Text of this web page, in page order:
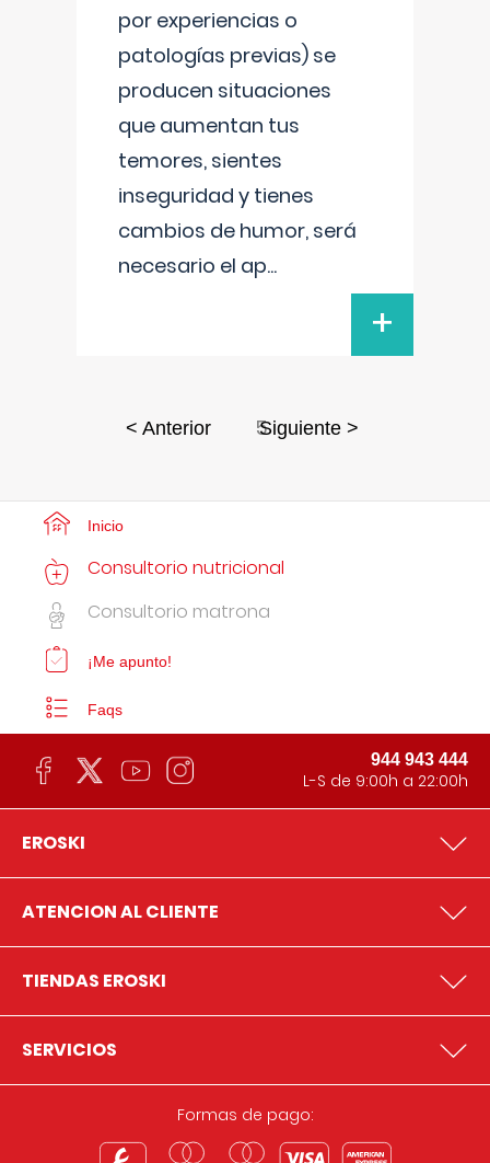
por experiencias o
patologías previas) se
producen situaciones
que aumentan tus
temores, sientes
inseguridad y tienes
cambios de humor, será
necesario el ap...
+
< Anterior 5
Siguiente >
Inicio
Consultorio nutricional
Consultorio matrona
¡Me apunto!
Faqs
944 943 444
L-S de 9:00h a 22:00h
EROSKI
ATENCION AL CLIENTE
TIENDAS EROSKI
SERVICIOS
Formas de pago: